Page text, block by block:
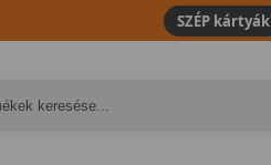
SZÉP kártyák